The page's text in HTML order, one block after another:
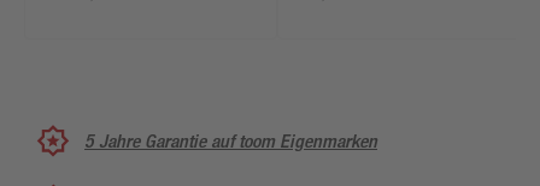
5 Jahre Garantie auf toom Eigenmarken